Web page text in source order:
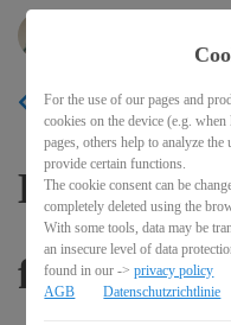
BACK
für die
For the use of our pages and
cookies on the device (e.g.
pages, others help to analyze
provide certain functions.
The cookie consent can be
completely deleted using the
With some tools, data may be
an insecure level of data
found in our ->privacy policy
AGB
Datenschutzrichtlinie